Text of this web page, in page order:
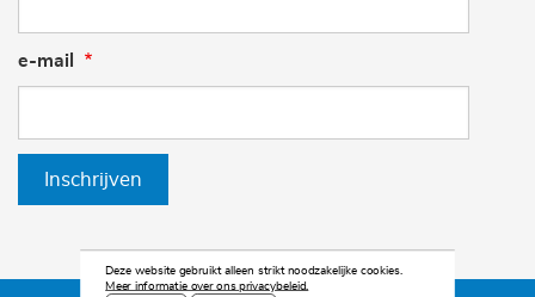
e-mail
Inschrijven
Deze website gebruikt alleen strikt noodzakelijke cookies.
Meer informatie over ons privacybeleid.